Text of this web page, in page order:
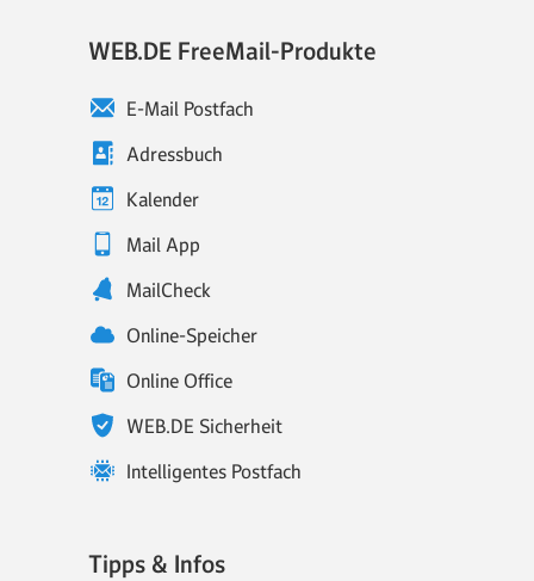
WEB.DE FreeMail-Produkte
E-Mail Postfach
Adressbuch
Kalender
Mail App
MailCheck
Online-Speicher
Online Office
WEB.DE Sicherheit
Intelligentes Postfach
Tipps & Infos